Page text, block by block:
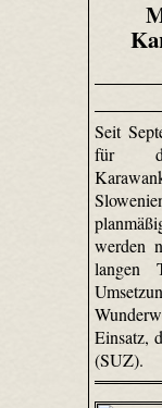
Seit
für
werden
langen
Einsatz,
(SUZ).